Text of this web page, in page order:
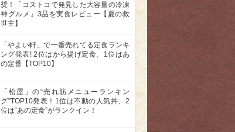
奨！「コストコで発見した大容量の冷凍
神グルメ」3品を実食レビュー【夏の救
世主】
「やよい軒」で一番売れてる定食ランキ
ング発表! 2位はから揚げ定食、1位はあ
の定番【TOP10】
「松屋」の“売れ筋メニューランキン
グ”TOP10発表！1位は不動の人気丼、2
位は“あの定食”がランクイン！